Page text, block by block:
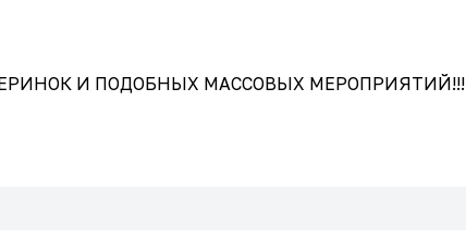
И ПОДОБНЫХ МАССОВЫХ МЕРОПРИЯТИЙ!!!